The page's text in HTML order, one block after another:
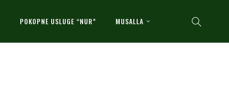
POKOPNE USLUGE “NUR” MUSALLA